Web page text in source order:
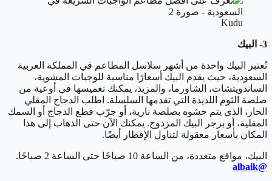
Kudu
3- البيك
تُعتبر البيك واحدة من أشهر سلاسل المطاعم في المملكة العربية
السعودية، حيث يقدم البيك أسعارًا مناسبة للوجبات المشوية،
الساندويتشات، الشاورما، والمزيد، يمكنك تغميسها في أوعية من
صلصة الثوم اللذيذة التي تقدمها السلسلة. اطلب الدجاج المقلي
الحار، الذي يتم حشوه بصلصة نارية، أو جرّب قطع الدجاج أو السمك
المقلية، أو برجر البيك المزدوج. يمكنك الآن حتى الذهاب إلى هذا
المكان بأسعار معقولة لتناول الإفطار أيضًا.
البيك، مواقع متعددة، من الساعة 10 صباحًا حتى الساعة 2 صباحًا.
@albaik